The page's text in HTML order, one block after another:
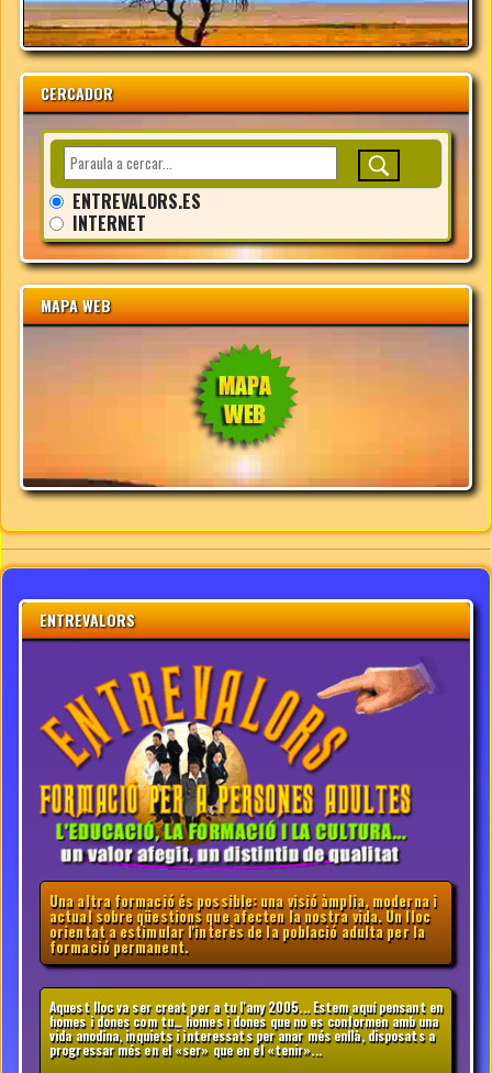
CERCADOR
ENTREVALORS.ES
INTERNET
MAPA WEB
ENTREVALORS
Una altra formació és possible: una visió àmplia, moderna i
actual sobre qüestions que afecten la nostra vida. Un lloc
orientat a estimular l'interès de la població adulta per la
formació permanent.
Aquest lloc va ser creat per a tu l'any 2005... Estem aquí pensant en
homes i dones com tu… homes i dones que no es conformen amb una
vida anodina, inquiets i interessats per anar més enllà, disposats a
progressar més en el «ser» que en el «tenir»...